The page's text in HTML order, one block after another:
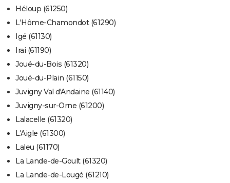
Héloup (61250)
L'Hôme-Chamondot (61290)
Igé (61130)
Irai (61190)
Joué-du-Bois (61320)
Joué-du-Plain (61150)
Juvigny Val d'Andaine (61140)
Juvigny-sur-Orne (61200)
Lalacelle (61320)
L'Aigle (61300)
Laleu (61170)
La Lande-de-Goult (61320)
La Lande-de-Lougé (61210)